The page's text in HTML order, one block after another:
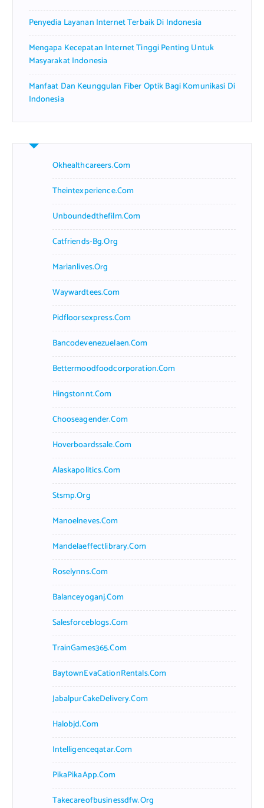
Penyedia Layanan Internet Terbaik Di Indonesia
Mengapa Kecepatan Internet Tinggi Penting Untuk
Masyarakat Indonesia
Manfaat Dan Keunggulan Fiber Optik Bagi Komunikasi Di
Indonesia
Okhealthcareers.com
Theintexperience.com
Unboundedthefilm.com
Catfriends-Bg.org
Marianlives.org
Waywardtees.com
Pidfloorsexpress.com
Bancodevenezuelaen.com
Bettermoodfoodcorporation.com
Hingstonnt.com
Chooseagender.com
Hoverboardssale.com
Alaskapolitics.com
Stsmp.org
Manoelneves.com
Mandelaeffectlibrary.com
Roselynns.com
Balanceyoganj.com
Salesforceblogs.com
TrainGames365.com
BaytownEvaCationRentals.com
JabalpurCakeDelivery.com
Halobjd.com
Intelligenceqatar.com
PikaPikaApp.com
Takecareofbusinessdfw.org